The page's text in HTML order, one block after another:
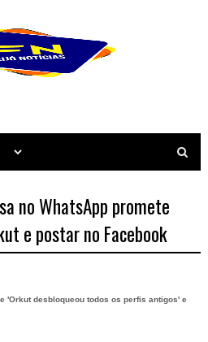
no WhatsApp promete
e postar no Facebook
'Orkut desbloqueou todos os perfis antigos' e